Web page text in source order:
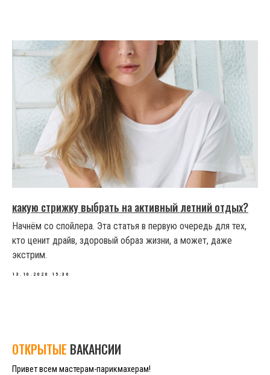
какую стрижку выбрать на активный летний отдых?
Начнём со спойлера. Эта статья в первую очередь для тех,
кто ценит драйв, здоровый образ жизни, а может, даже
экстрим.
13.10.2020 15:36
ОТКРЫТЫЕ ВАКАНСИИ
Привет всем мастерам-парикмахерам!